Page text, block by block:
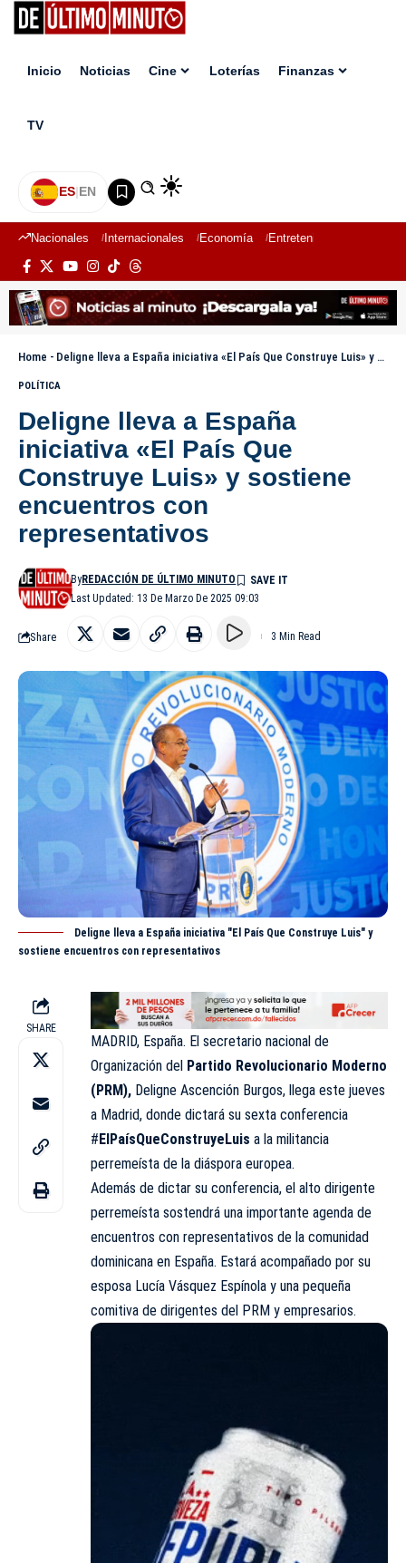
Inicio Noticias Cine Loterías Finanzas
TV
ES|EN
Nacionales Internacionales Economía Entretenimiento
Home - Deligne lleva a España iniciativa «El País Que Construye Luis» y sostiene encuentros con representativos
POLÍTICA
Deligne lleva a España
iniciativa «El País Que
Construye Luis» y sostiene
encuentros con
representativos
Last Updated: 13 De Marzo De 2025 09:03
ByREDACCIÓN DE ÚLTIMO MINUTO
Share 3 Min Read
Deligne lleva a España iniciativa "El País Que Construye Luis" y
sostiene encuentros con representativos
SHARE
MADRID, España. El secretario nacional de
Organización del Partido Revolucionario Moderno
(PRM), Deligne Ascención Burgos, llega este jueves
a Madrid, donde dictará su sexta conferencia
#ElPaísQueConstruyeLuis a la militancia
perremeísta de la diáspora europea.
Además de dictar su conferencia, el alto dirigente
perremeísta sostendrá una importante agenda de
encuentros con representativos de la comunidad
dominicana en España. Estará acompañado por su
esposa Lucía Vásquez Espínola y una pequeña
comitiva de dirigentes del PRM y empresarios.